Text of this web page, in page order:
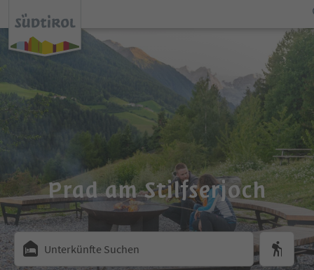
Prad am Stilfserjoch
Unterkünfte Suchen